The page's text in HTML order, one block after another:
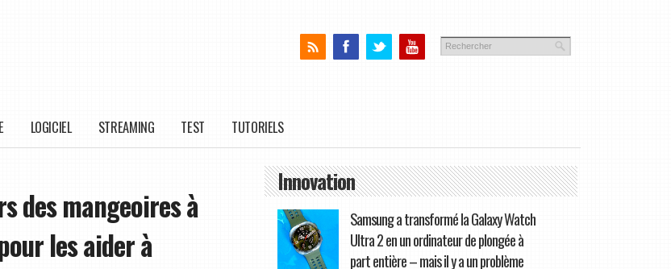
LOGICIEL STREAMING TEST TUTORIELS
des mangeoires à
les aider à
Innovation
Samsung a transformé la Galaxy Watch
Ultra 2 en un ordinateur de plongée à
part entière – mais il y a un problème